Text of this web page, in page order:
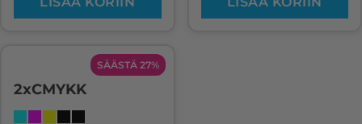
SÄÄSTÄ 27%
2xCMYKK